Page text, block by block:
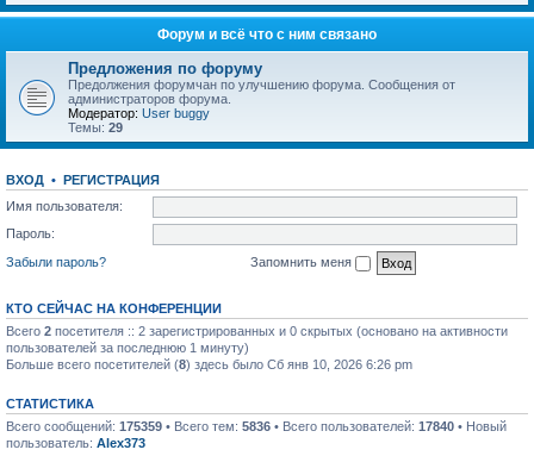
Форум и всё что с ним связано
Предложения по форуму
Предолжения форумчан по улучшению форума. Сообщения от
администраторов форума.
Модератор: User buggy
Темы: 29
ВХОД • РЕГИСТРАЦИЯ
Имя пользователя:
Пароль:
Забыли пароль?
Запомнить меня
КТО СЕЙЧАС НА КОНФЕРЕНЦИИ
Всего 2 посетителя :: 2 зарегистрированных и 0 скрытых (основано на активности
пользователей за последнюю 1 минуту)
Больше всего посетителей (8) здесь было Сб янв 10, 2026 6:26 pm
СТАТИСТИКА
Всего сообщений: 175359 • Всего тем: 5836 • Всего пользователей: 17840 • Новый
пользователь: Alex373